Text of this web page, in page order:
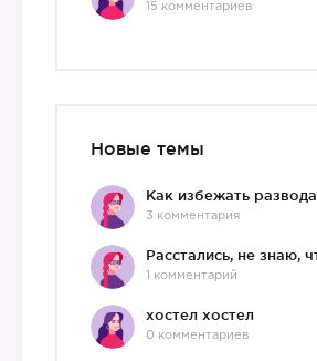
15 комментариев
Новые темы
Как избежать развода
3 комментария
1 комментарий
хостел хостел
0 комментариев